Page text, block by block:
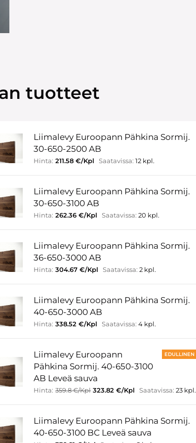
tuotteet
Liimalevy Euroopann Pähkina Sormij.
30-650-2500 AB
Hinta: 211.58 €/Kpl Saatavissa: 12 kpl.
Liimalevy Euroopann Pähkina Sormij.
30-650-3100 AB
Hinta: 262.36 €/Kpl Saatavissa: 20 kpl.
Liimalevy Euroopann Pähkina Sormij.
36-650-3000 AB
Hinta: 304.67 €/Kpl Saatavissa: 2 kpl.
Liimalevy Euroopann Pähkina Sormij.
40-650-3000 AB
Hinta: 338.52 €/Kpl Saatavissa: 4 kpl.
Liimalevy Euroopann
Pähkina Sormij. 40-650-3100
AB Leveä sauva
EDULLINEN
Hinta: 359.8 €/Kpl 323.82 €/Kpl Saatavissa: 23 kpl.
Liimalevy Euroopann Pähkina Sormij.
40-650-3100 BC Leveä sauva